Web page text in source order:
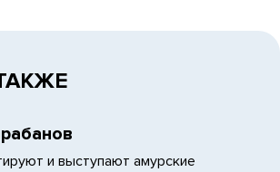
и выступают амурские